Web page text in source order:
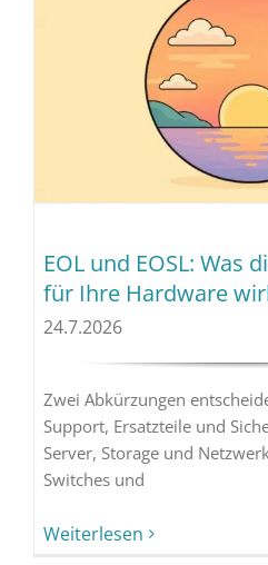
EOL und EOSL: Was
für Ihre Hardware
24.7.2026
Zwei Abkürzungen
Support, Ersatzteile und
Server, Storage und
Switches und
Weiterlesen